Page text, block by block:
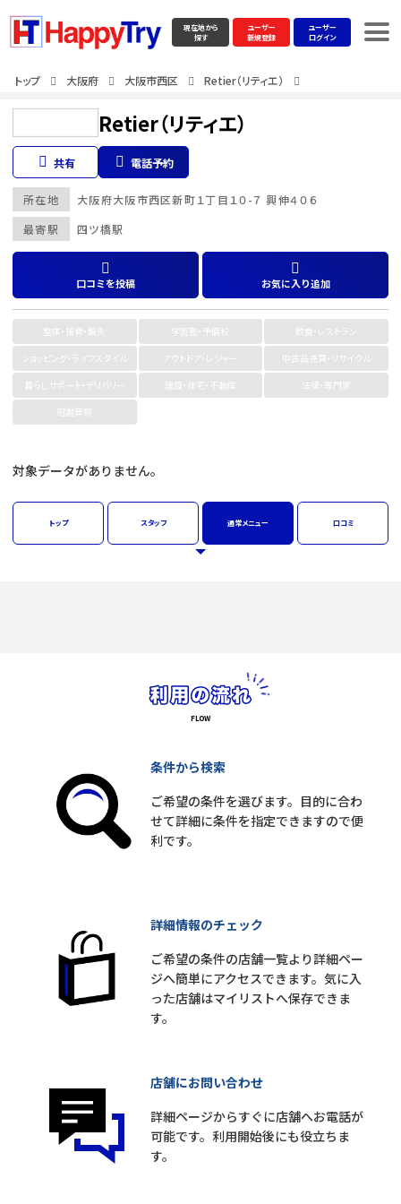
現在地から
探す
ユーザー
新規登録
ユーザー
ログイン
トップ 大阪府 大阪市西区 Retier（リティエ）
Retier（リティエ）
共有 電話予約
最寄駅 四ツ橋駅
所在地 大阪府大阪市西区新町１丁目１０-７ 興伸４０６
口コミを投稿 お気に入り追加
整体・接骨・鍼灸 学習塾・予備校
飲食・レストラン
ショッピング・ライフスタイル
アウトドア・レジャー
中古品売買・リサイクル
暮らしサポート・デリバリー
建設・住宅・不動産
法律・専門家
冠婚葬祭
対象データがありません。
トップ スタッフ 通常メニュー 口コミ
条件から検索
ご希望の条件を選びます。目的に合わ
せて詳細に条件を指定できますので便
利です。
詳細情報のチェック
ご希望の条件の店舗一覧より詳細ペー
ジへ簡単にアクセスできます。気に入
った店舗はマイリストへ保存できま
す。
店舗にお問い合わせ
詳細ページからすぐに店舗へお電話が
可能です。利用開始後にも役立ちま
す。